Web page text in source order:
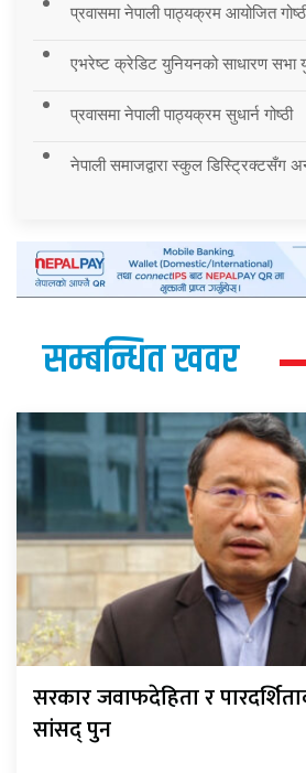
प्रवासमा नेपाली पाठ्यक्रम आयोजित
एभरेष्ट क्रेडिट युनियनको साधारण सभा
प्रवासमा नेपाली पाठ्यक्रम सुधार्न गोष्ठी
नेपाली समाजद्वारा स्कुल डिस्ट्रिक्टसँग
सम्बन्धित खवर
सरकार जवाफदेहिता र
सांसद् पुन